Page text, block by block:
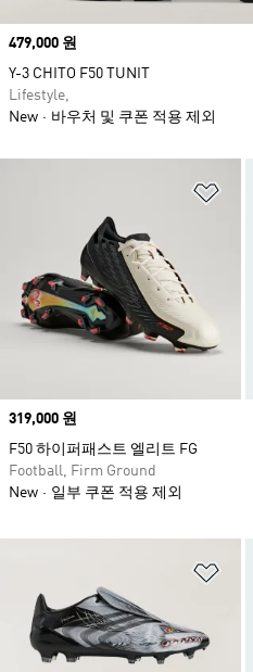
Price
319,000 원
F50 하이퍼패스트 엘리트 FG
Football, Firm Ground
New
일부 쿠폰 적용 제외
Price
479,000 원
Y-3 CHITO F50 TUNIT
Lifestyle,
New
바우처 및 쿠폰 적용 제외